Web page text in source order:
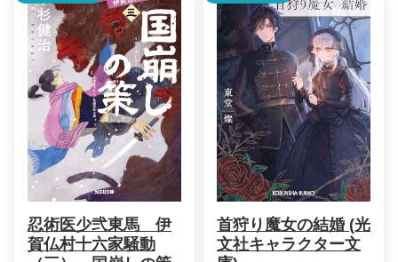
忍術医少弐東馬 伊
賀仏村十六家騒動
首狩り魔女の結婚 (光
文社キャラクター文